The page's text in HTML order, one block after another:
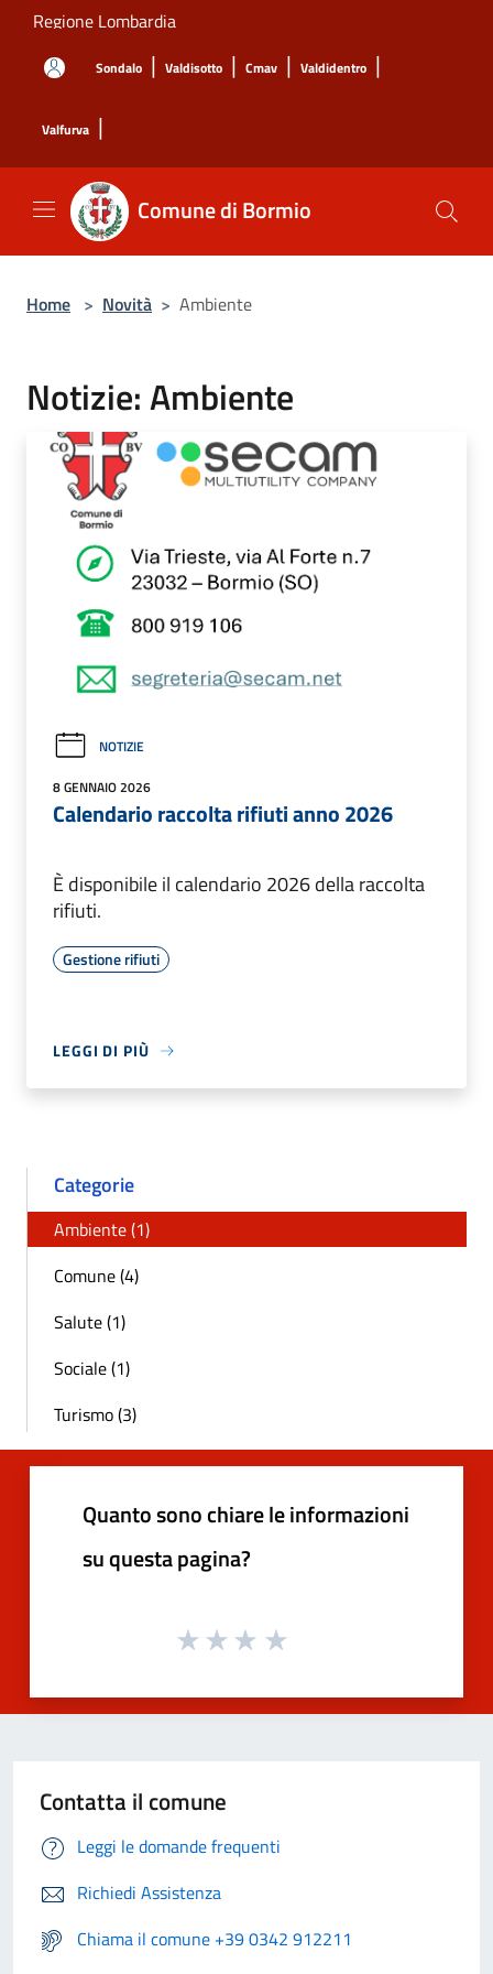
Salta al contenuto principale
Regione Lombardia
Sondalo | Valdisotto | Cmav | Valdidentro |
Valfurva |
Comune di Bormio
Home > Novità > Ambiente
Notizie: Ambiente
NOTIZIE
8 GENNAIO 2026
Calendario raccolta rifiuti anno 2026
È disponibile il calendario 2026 della raccolta
rifiuti.
Gestione rifiuti
LEGGI DI PIÙ
Categorie
Ambiente (1)
Comune (4)
Salute (1)
Sociale (1)
Turismo (3)
Quanto sono chiare le informazioni
su questa pagina?
Contatta il comune
Leggi le domande frequenti
Richiedi Assistenza
Chiama il comune +39 0342 912211